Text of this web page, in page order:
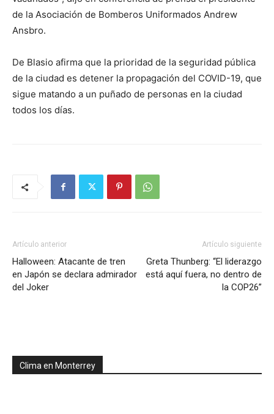
de la Asociación de Bomberos Uniformados Andrew
Ansbro.
De Blasio afirma que la prioridad de la seguridad pública
de la ciudad es detener la propagación del COVID-19, que
sigue matando a un puñado de personas en la ciudad
todos los días.
Artículo anterior
Halloween: Atacante de tren
en Japón se declara admirador
del Joker
Artículo siguiente
Greta Thunberg: “El liderazgo
está aquí fuera, no dentro de
la COP26”
Clima en Monterrey